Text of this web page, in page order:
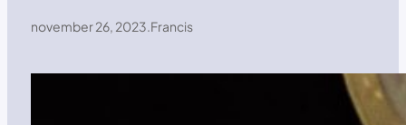
november 26, 2023.Francis